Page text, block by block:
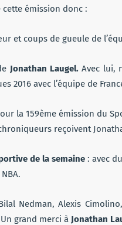
émission donc :
et coups de gueule de
Jonathan Laugel.Avec lui,
2016 avec l’équipe de
de la semaine : avec
Nedman, Alexis
grand merci à Jonathan